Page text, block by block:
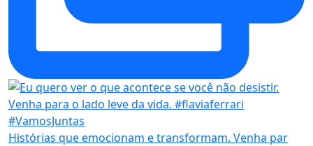
Histórias que emocionam e transformam. Venha par